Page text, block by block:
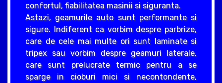
confortul, fiabilitatea masinii si siguranta.
Astazi, geamurile auto sunt performante si
sigure. Indiferent ca vorbim despre parbrize,
care de cele mai multe ori sunt laminate si
tripex sau vorbim despre geamuri laterale,
care sunt prelucrate termic pentru a se
sparge in cioburi mici si necontondente,